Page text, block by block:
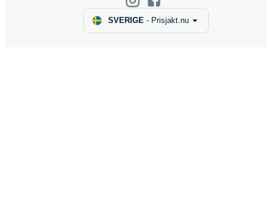
SVERIGE- Prisjakt.nu